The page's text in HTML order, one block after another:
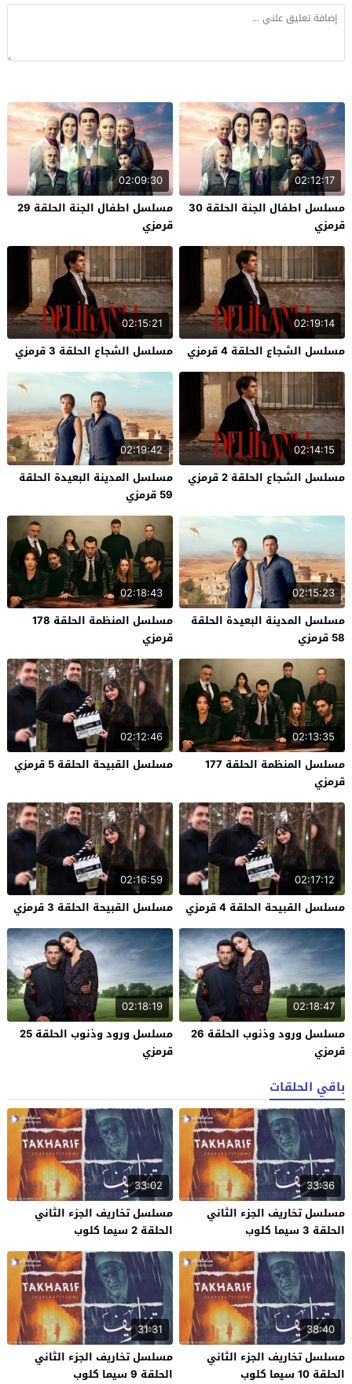
02:12:17
مسلسل اطفال الجنة الحلقة 30
قرمزي
02:09:30
مسلسل اطفال الجنة الحلقة 29
قرمزي
02:19:14
مسلسل الشجاع الحلقة 4 قرمزي
02:15:21
مسلسل الشجاع الحلقة 3 قرمزي
02:14:15
مسلسل الشجاع الحلقة 2 قرمزي
02:19:42
مسلسل المدينة البعيدة الحلقة
59 قرمزي
02:15:23
مسلسل المدينة البعيدة الحلقة
58 قرمزي
02:18:43
مسلسل المنظمة الحلقة 178
قرمزي
02:13:35
مسلسل المنظمة الحلقة 177
قرمزي
02:12:46
مسلسل القبيحة الحلقة 5 قرمزي
02:17:12
مسلسل القبيحة الحلقة 4 قرمزي
02:16:59
مسلسل القبيحة الحلقة 3 قرمزي
02:18:47
مسلسل ورود وذنوب الحلقة 26
قرمزي
02:18:19
مسلسل ورود وذنوب الحلقة 25
قرمزي
باقي الحلقات
33:36
مسلسل تخاريف الجزء الثاني
الحلقة 3 سيما كلوب
33:02
مسلسل تخاريف الجزء الثاني
الحلقة 2 سيما كلوب
38:40
مسلسل تخاريف الجزء الثاني
الحلقة 10 سيما كلوب
31:31
مسلسل تخاريف الجزء الثاني
الحلقة 9 سيما كلوب